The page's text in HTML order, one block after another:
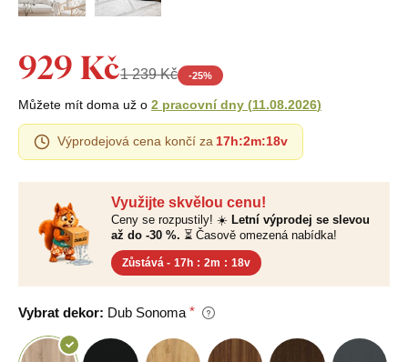
Využijte skvělou cenu!
Ceny se rozpustily! ☀️ Letní výprodej se slevou
až do -30 %. ⏳ Časově omezená nabídka!
Zůstává - 17h : 2m : 17v
Vybrat dekor: Dub Sonoma
929 Kč1 239 Kč -25%
Můžete mít doma už o 2 pracovní dny (11.08.2026)
Výprodejová cena končí za 17h:2m:17v